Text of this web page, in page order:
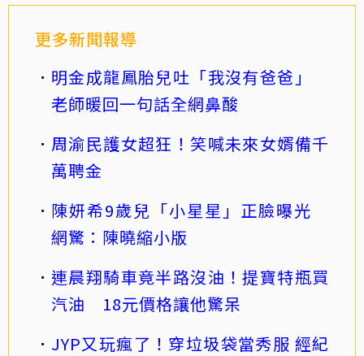
更多新聞報導
明金成龍鳳胎兒吐「我沒有爸爸」
老師暖回一句話全網鼻酸
周渝民護女超狂！笑喊未來女婿備千
萬聘金
陳妍希9歲兒「小星星」正臉曝光
網驚：陳曉縮小版
連晨翔騎車竟半路沒油！提寶特瓶買
汽油 18元價格讓他驚呆
JYP又玩瘋了！穿垃圾袋當秀服 經紀